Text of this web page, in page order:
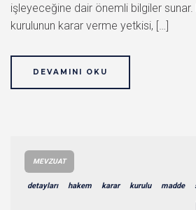
işleyeceğine dair önemli bilgiler
kurulunun karar verme yetkisi, […]
DEVAMINI OKU
MEVZUAT
detayları hakem karar kurulu madde